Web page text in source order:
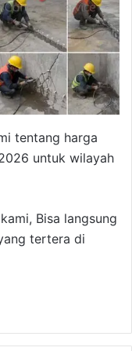
tentang harga
untuk wilayah
Bisa langsung
tertera di